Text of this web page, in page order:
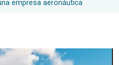
empresa aeronáutica